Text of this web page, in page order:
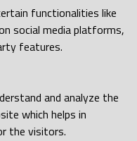
functionalities like
social media platforms,
features.
and analyze the
which helps in
the visitors.